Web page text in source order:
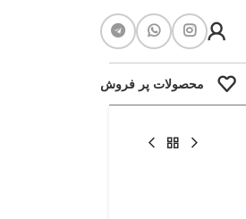
محصولات پر فروش